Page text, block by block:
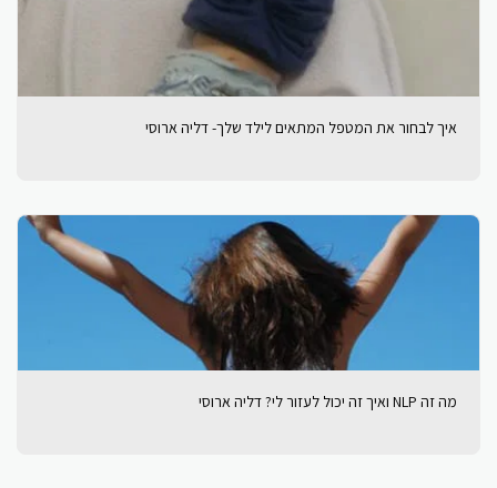
איך לבחור את המטפל המתאים לילד שלך- דליה ארוסי
מה זה NLP ואיך זה יכול לעזור לי? דליה ארוסי